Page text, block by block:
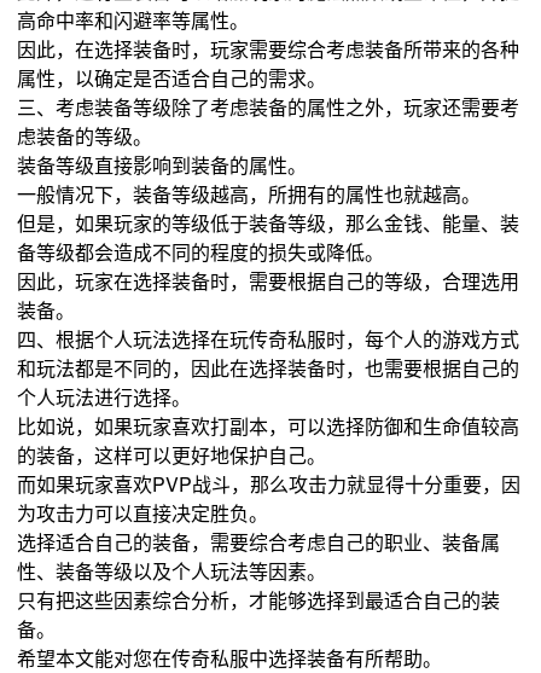
高命中率和闪避率等属性。
因此，在选择装备时，玩家需要综合考虑装备所带来的各种
属性，以确定是否适合自己的需求。
三、考虑装备等级除了考虑装备的属性之外，玩家还需要考
虑装备的等级。
装备等级直接影响到装备的属性。
一般情况下，装备等级越高，所拥有的属性也就越高。
但是，如果玩家的等级低于装备等级，那么金钱、能量、装
备等级都会造成不同的程度的损失或降低。
因此，玩家在选择装备时，需要根据自己的等级，合理选用
装备。
四、根据个人玩法选择在玩传奇私服时，每个人的游戏方式
和玩法都是不同的，因此在选择装备时，也需要根据自己的
个人玩法进行选择。
比如说，如果玩家喜欢打副本，可以选择防御和生命值较高
的装备，这样可以更好地保护自己。
而如果玩家喜欢PVP战斗，那么攻击力就显得十分重要，因
为攻击力可以直接决定胜负。
选择适合自己的装备，需要综合考虑自己的职业、装备属
性、装备等级以及个人玩法等因素。
只有把这些因素综合分析，才能够选择到最适合自己的装
备。
希望本文能对您在传奇私服中选择装备有所帮助。